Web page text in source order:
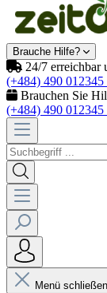
Brauche Hilfe?
24/7 erreichbar
(+484) 490 012345
Brauchen Sie
(+484) 490 012345
Menü schließen